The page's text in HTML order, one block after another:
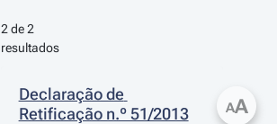
2 de 2
resultados
Declaração de
Retificação n.º 51/2013
AA